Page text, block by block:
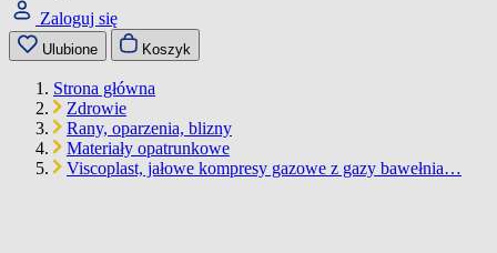
Zaloguj się
Ulubione Koszyk
Strona główna
Zdrowie
Rany, oparzenia, blizny
Materiały opatrunkowe
Viscoplast, jałowe kompresy gazowe z gazy bawełnia…